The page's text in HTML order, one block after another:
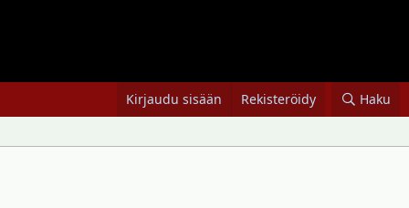
Kirjaudu sisään Rekisteröidy Haku